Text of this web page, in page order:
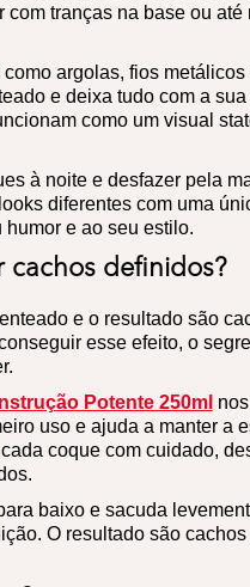
tranças na base ou até
argolas, fios
e deixa tudo com a sua
como um visual
à noite e desfazer pela
diferentes com uma
e ao seu estilo.
cachos definidos?
e o resultado são
esse efeito, o
Potente 250ml
uso e ajuda a manter a
coque com cuidado,
baixo e sacuda
O resultado são